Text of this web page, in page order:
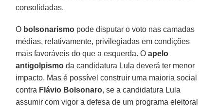
consolidadas.
O bolsonarismo pode disputar o voto nas camadas
médias, relativamente, privilegiadas em condições
mais favoráveis do que a esquerda. Oapelo
antigolpismo da candidatura Lula deverá ter menor
impacto. Mas é possível construir uma maioria social
contra Flávio Bolsonaro, se a candidatura Lula
assumir com vigor a defesa de um programa eleitoral